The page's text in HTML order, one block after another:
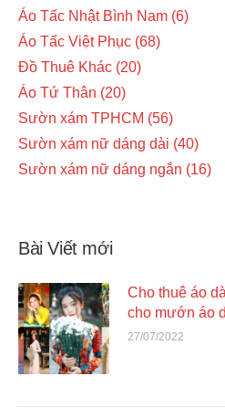
Áo Tấc Nhật Bình Nam 6
Áo Tấc Việt Phục 68
Đồ Thuê Khác 20
Áo Tứ Thân
20
Sườn xám TPHCM
56
Sườn xám nữ dáng dài 40
Sườn xám nữ dáng ngắn
16
Bài Viết mới
Cho thuê áo
cho mướn áo
27/07/2022